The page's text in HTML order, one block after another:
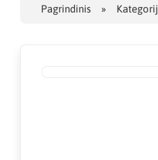
Pagrindinis